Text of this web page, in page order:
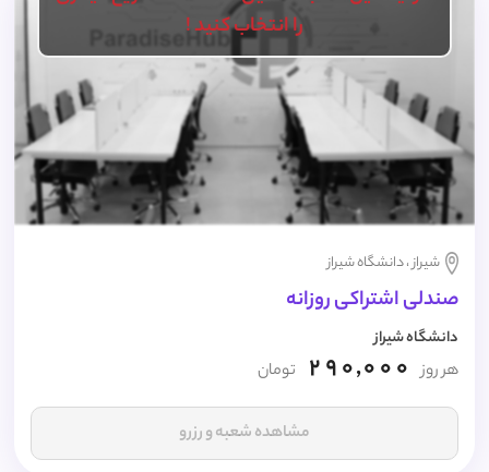
را انتخاب کنید !
شیراز ، دانشگاه شیراز
صندلی اشتراکی روزانه
دانشگاه شیراز
هر روز 290,000 تومان
مشاهده شعبه و رزرو